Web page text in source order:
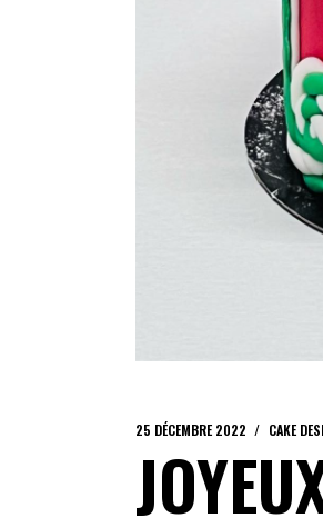
25 DÉCEMBRE 2022 CAKE